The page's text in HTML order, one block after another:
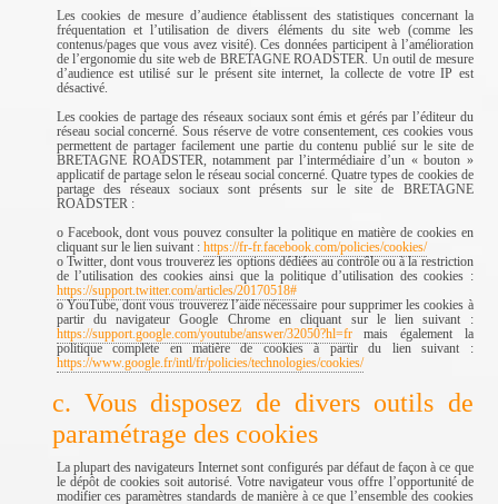
Les cookies de mesure d’audience établissent des statistiques concernant la
fréquentation et l’utilisation de divers éléments du site web (comme les
contenus/pages que vous avez visité). Ces données participent à l’amélioration
de l’ergonomie du site web de BRETAGNE ROADSTER. Un outil de mesure
d’audience est utilisé sur le présent site internet, la collecte de votre IP est
désactivé.
Les cookies de partage des réseaux sociaux sont émis et gérés par l’éditeur du
réseau social concerné. Sous réserve de votre consentement, ces cookies vous
permettent de partager facilement une partie du contenu publié sur le site de
BRETAGNE ROADSTER, notamment par l’intermédiaire d’un « bouton »
applicatif de partage selon le réseau social concerné. Quatre types de cookies de
partage des réseaux sociaux sont présents sur le site de BRETAGNE
ROADSTER :
o Facebook, dont vous pouvez consulter la politique en matière de cookies en
cliquant sur le lien suivant : https://fr-fr.facebook.com/policies/cookies/
o Twitter, dont vous trouverez les options dédiées au contrôle ou à la restriction
de l’utilisation des cookies ainsi que la politique d’utilisation des cookies :
https://support.twitter.com/articles/20170518#
o YouTube, dont vous trouverez l’aide nécessaire pour supprimer les cookies à
partir du navigateur Google Chrome en cliquant sur le lien suivant :
https://support.google.com/youtube/answer/32050?hl=frmais également la
politique complète en matière de cookies à partir du lien suivant :
https://www.google.fr/intl/fr/policies/technologies/cookies/
c. Vous disposez de divers outils de
paramétrage des cookies
La plupart des navigateurs Internet sont configurés par défaut de façon à ce que
le dépôt de cookies soit autorisé. Votre navigateur vous offre l’opportunité de
modifier ces paramètres standards de manière à ce que l’ensemble des cookies